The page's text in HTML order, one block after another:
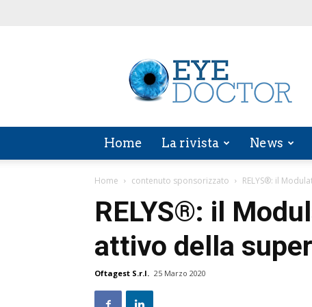
EYE
DOCTOR
Home La rivista News
Home contenuto sponsorizzato RELYS®: il
RELYS®: il
attivo della
Oftagest S.r.l. 25 Marzo 2020